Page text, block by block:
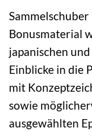
Bonusmaterial
japanischen
Einblicke in die
mit
sowie
ausgewählten